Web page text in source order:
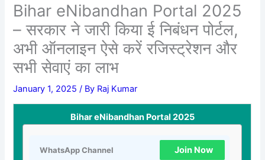
Bihar eNibandhan Portal 2025
– सरकार ने जारी किया ई निबंधन पोर्टल,
अभी ऑनलाइन ऐसे करें रजिस्ट्रेशन और
सभी सेवाएं का लाभ
January 1, 2025/ By Raj Kumar
Bihar eNibandhan Portal 2025
WhatsApp Channel Join Now